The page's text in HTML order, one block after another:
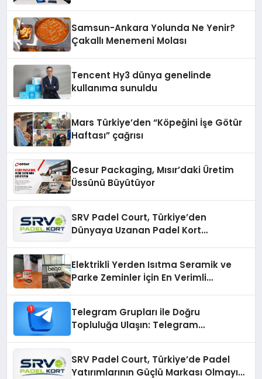
Samsun-Ankara Yolunda Ne Yenir?
Çakallı Menemeni Molası
Tencent Hy3 dünya genelinde
kullanıma sunuldu
Mars Türkiye’den “Köpeğini İşe Götür
Haftası” çağrısı
Cesur Packaging, Mısır’daki Üretim
Üssünü Büyütüyor
SRV Padel Court, Türkiye’den
Dünyaya Uzanan Padel Kort
Elektrikli Yerden Isıtma Seramik ve
Parke Zeminler İçin En Verimli
Telegram Grupları ile Doğru
Topluluğa Ulaşın: Telegram
SRV Padel Court, Türkiye’de Padel
Yatırımlarının Güçlü Markası Olmayı